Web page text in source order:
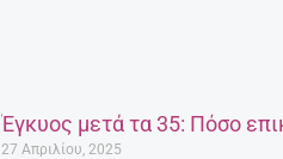
Έγκυος μετά τα 35: Πόσο
27 Απριλίου, 2025